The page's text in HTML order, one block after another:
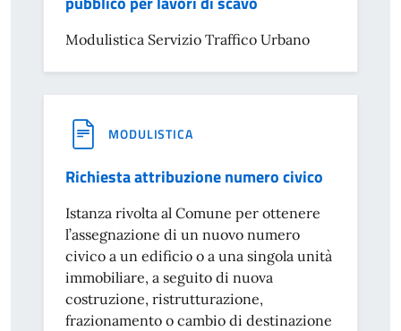
Modulistica Servizio Traffico Urbano
MODULISTICA
Richiesta attribuzione numero civico
Istanza rivolta al Comune per ottenere
l’assegnazione di un nuovo numero
civico a un edificio o a una singola unità
immobiliare, a seguito di nuova
costruzione, ristrutturazione,
frazionamento o cambio di destinazione